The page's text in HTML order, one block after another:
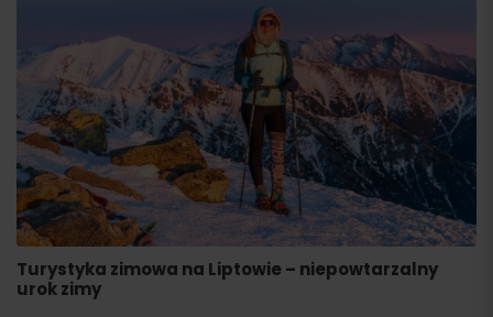
Turystyka zimowa na Liptowie – niepowtarzalny
urok zimy